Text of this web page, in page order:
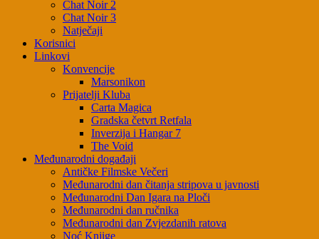
Chat Noir 2
Chat Noir 3
Natječaji
Korisnici
Linkovi
Konvencije
Marsonikon
Prijatelji Kluba
Carta Magica
Gradska četvrt Retfala
Inverzija i Hangar 7
The Void
Međunarodni događaji
Antičke Filmske Večeri
Međunarodni dan čitanja stripova u javnosti
Međunarodni Dan Igara na Ploči
Međunarodni dan ručnika
Međunarodni dan Zvjezdanih ratova
Noć Knjige